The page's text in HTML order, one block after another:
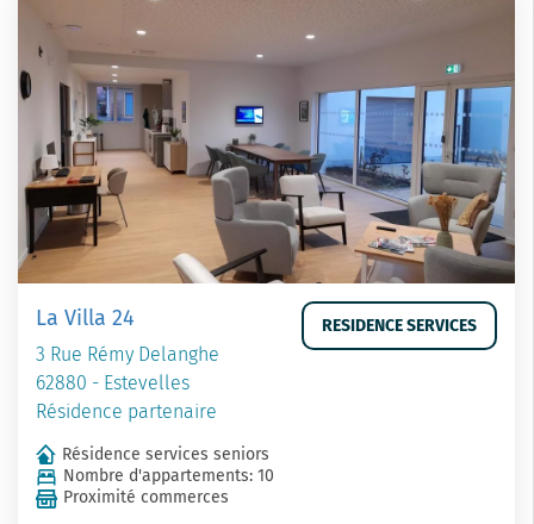
La Villa 24
3 Rue Rémy Delanghe
62880 - Estevelles
Résidence partenaire
RESIDENCE SERVICES
Résidence services seniors
Nombre d'appartements: 10
Proximité commerces